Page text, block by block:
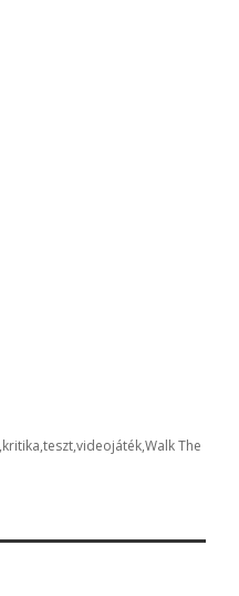
kritika tesztvideojátékWalk The